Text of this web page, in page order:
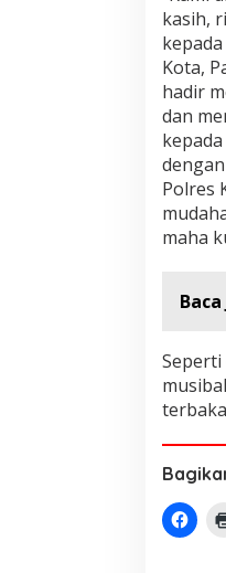
kasih,
Kota,
hadir
dan
Polres
maha
Seperti